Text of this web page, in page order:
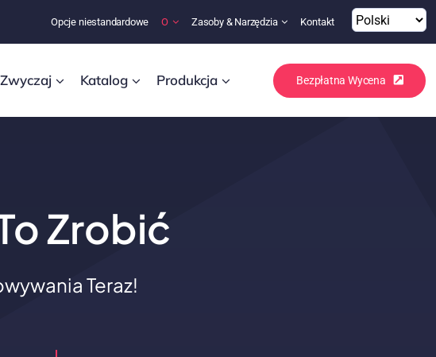
Opcje niestandardowe O Zasoby & Narzędzia Kontakt
Zwyczaj Katalog Produkcja Bezpłatna Wycena
Zrobić
Teraz!